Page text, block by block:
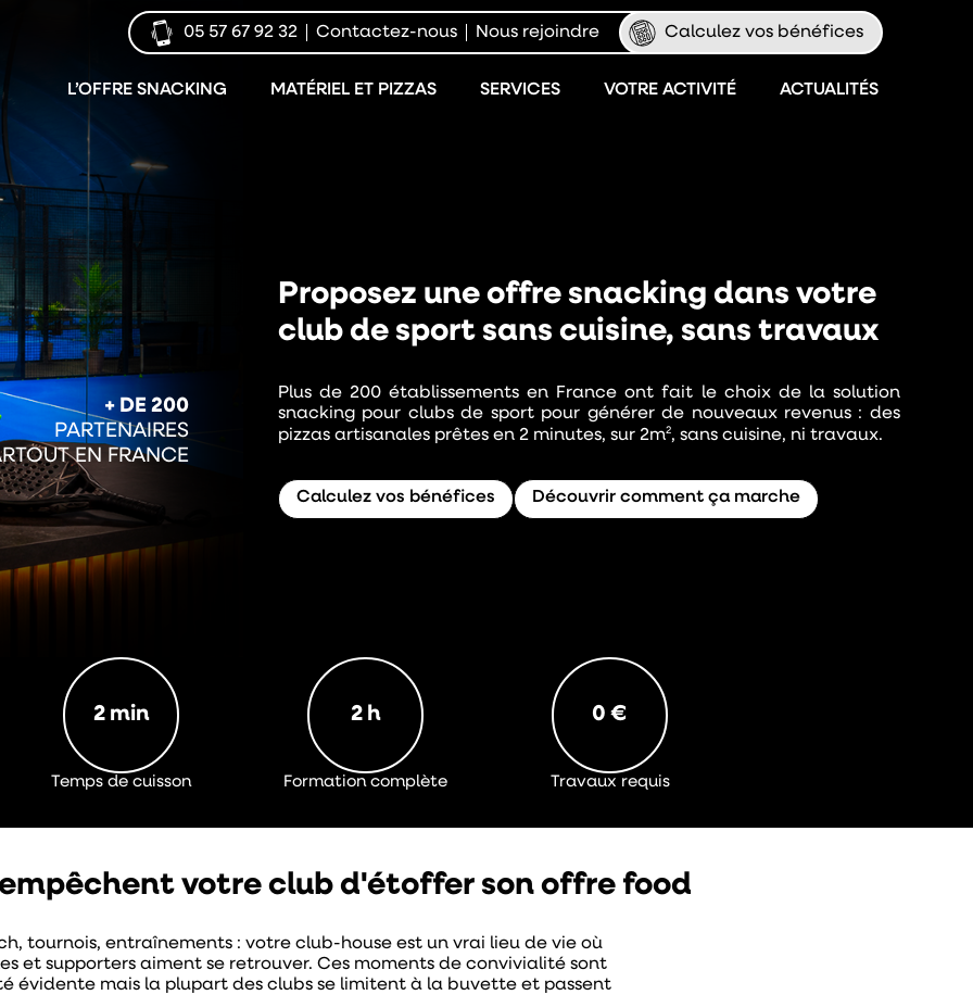
05 57 67 92 32 Contactez-nous Nous rejoindre Calculez vos bénéfices
L’OFFRE SNACKING MATÉRIEL ET PIZZAS SERVICES VOTRE ACTIVITÉ ACTUALITÉS
+ DE 200
PARTENAIRES
EN FRANCE
Proposez une offre snacking dans votre
club de sport sans cuisine, sans travaux
Plus de 200 établissements en France ont fait le choix de la solution
snacking pour clubs de sport pour générer de nouveaux revenus : des
pizzas artisanales prêtes en 2 minutes, sur 2m2, sans cuisine, ni travaux.
Calculez vos bénéfices Découvrir comment ça marche
2 min
Temps de cuisson
2 h
Formation complète
0 €
Travaux requis
votre club d'étoffer son offre food
tournois, entraînements : votre club-house est un vrai lieu de vie où
et supporters aiment se retrouver. Ces moments de convivialité sont
évidente mais la plupart des clubs se limitent à la buvette et passent